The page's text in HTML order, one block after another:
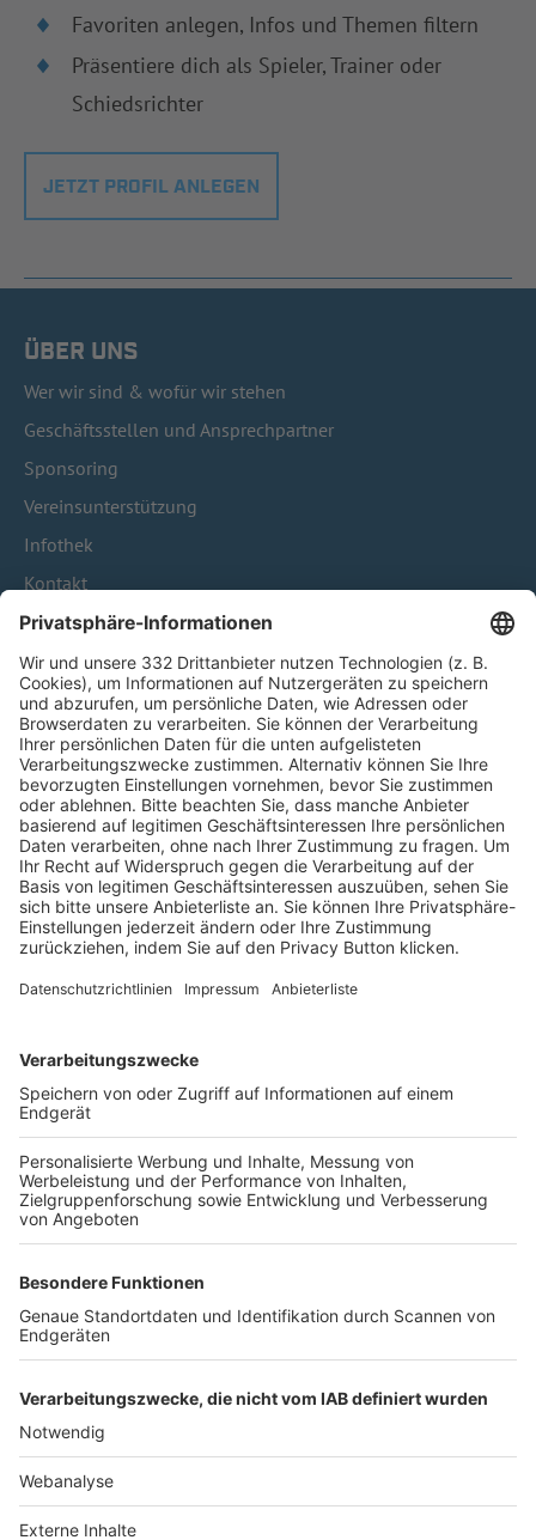
Favoriten anlegen, Infos und Themen filtern
Präsentiere dich als Spieler, Trainer oder
Schiedsrichter
JETZT PROFIL ANLEGEN
ÜBER UNS
Wer wir sind & wofür wir stehen
Geschäftsstellen und Ansprechpartner
Sponsoring
Vereinsunterstützung
Infothek
Kontakt
HÄUFIG BESUCHTE SEITEN
Pässe und Vereinswechsel
Trainerausbildung
Schulungsangebot Vereinsmitarbeiter
BFV-Geschäftsstellen
Trainerbörse
Login SpielPlus
FOLGE DEM BFV
TOP-VEREINE
TOP-PARTNER
Nutzungsbedingungen Datenschutz Impressum